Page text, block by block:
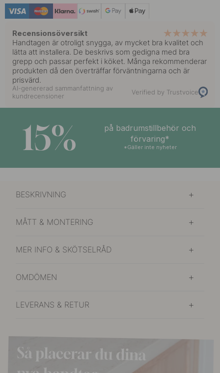
Recensionsöversikt
Handtagen är otroligt snygga, av mycket bra kvalitet och
lätta att installera. De beskrivs som gedigna med bra
grepp och passar perfekt i köket. Många rekommenderar
produkten då den överträffar förväntningarna och är
prisvärd.
AI-genererad sammanfattning av
kundrecensioner
Verified by Trustvoice
15%
på badrumstillbehör och
förvaring*
*Gäller inte nyheter
BESKRIVNING
MÅTT & MONTERING
MER INFO & SKÖTSELRÅD
OMDÖMEN
LEVERANS & RETUR